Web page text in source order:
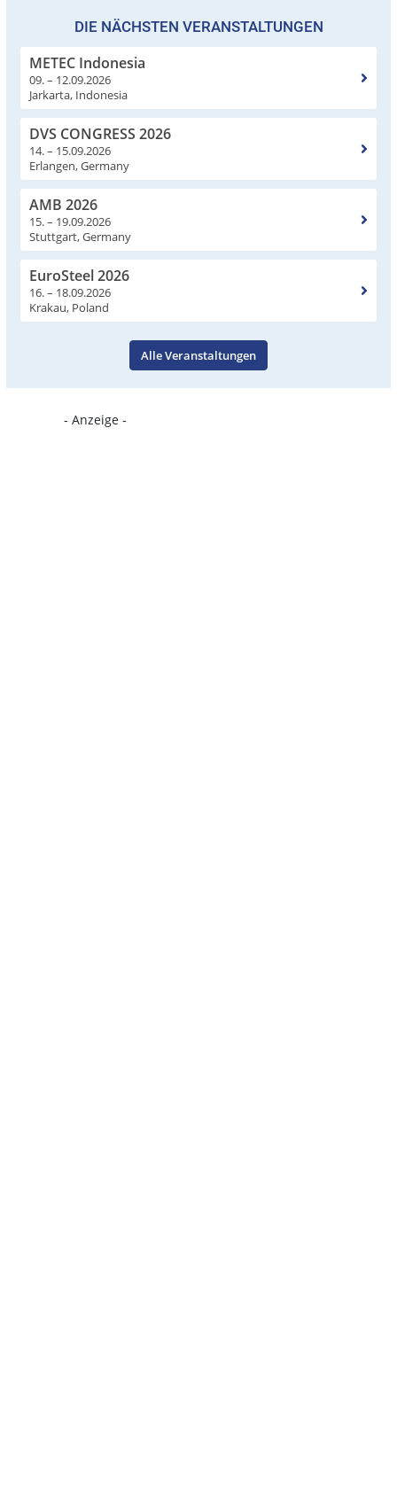
DIE NÄCHSTEN VERANSTALTUNGEN
METEC Indonesia
09. – 12.09.2026
Jarkarta, Indonesia
DVS CONGRESS 2026
14. – 15.09.2026
Erlangen, Germany
AMB 2026
15. – 19.09.2026
Stuttgart, Germany
EuroSteel 2026
16. – 18.09.2026
Krakau, Poland
Alle Veranstaltungen
- Anzeige -